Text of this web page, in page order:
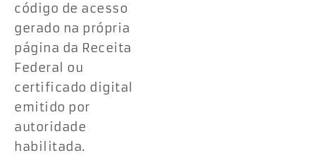
código de acesso
gerado na própria
página da Receita
Federal ou
certificado digital
emitido por
autoridade
habilitada.